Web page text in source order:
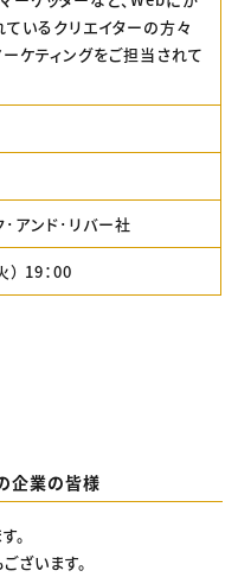
いるクリエイターの方々
ケティングをご担当されて
アンド･リバー社
19：00
企業の皆様
。
ざいます。